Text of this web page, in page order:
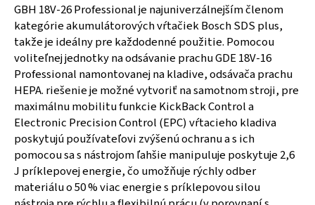
GBH 18V-26 Professional je najuniverzálnejším členom
kategórie akumulátorových vŕtačiek Bosch SDS plus,
takže je ideálny pre každodenné použitie. Pomocou
voliteľnej jednotky na odsávanie prachu GDE 18V-16
Professional namontovanej na kladive, odsávača prachu
HEPA. riešenie je možné vytvoriť na samotnom stroji, pre
maximálnu mobilitu funkcie KickBack Control a
Electronic Precision Control (EPC) vŕtacieho kladiva
poskytujú používateľovi zvýšenú ochranu a s ich
pomocou sa s nástrojom ľahšie manipuluje poskytuje 2,6
J príklepovej energie, čo umožňuje rýchly odber
materiálu o 50 % viac energie s príklepovou silou